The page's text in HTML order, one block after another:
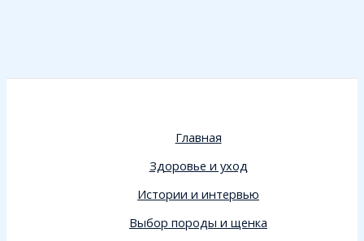
Главная
Здоровье и уход
Истории и интервью
Выбор породы и щенка